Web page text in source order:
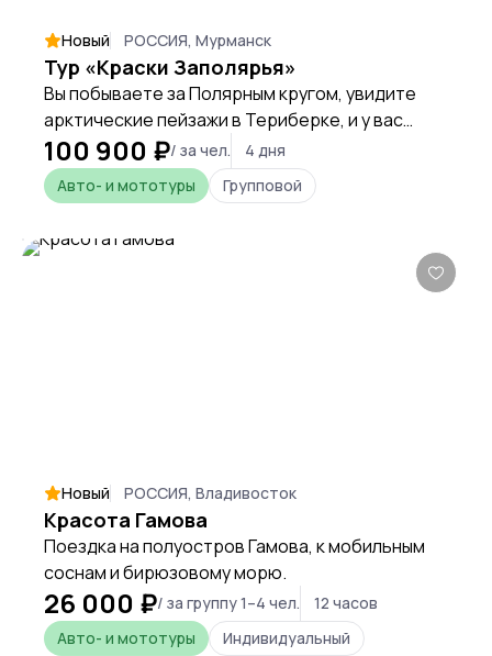
Новый РОССИЯ, Мурманск
Тур «Краски Заполярья»
Вы побываете за Полярным кругом, увидите
арктические пейзажи в Териберке, и у вас
будет целых 2 выезда на охоту за северным
сиянием!
100 900 ₽/ за чел.
4 дня
Авто- и мототуры
Групповой
Новый РОССИЯ, Владивосток
Красота Гамова
Поездка на полуостров Гамова, к мобильным
соснам и бирюзовому морю.
26 000 ₽/ за группу 1–4 чел.
12 часов
Авто- и мототуры
Индивидуальный